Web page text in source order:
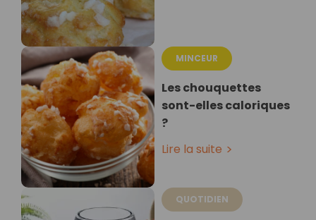
MINCEUR
Les chouquettes
sont-elles caloriques
?
Lire la suite
QUOTIDIEN